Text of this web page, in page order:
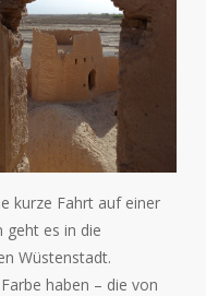
kurze Fahrt auf einer
geht es in die
Wüstenstadt.
haben – die von